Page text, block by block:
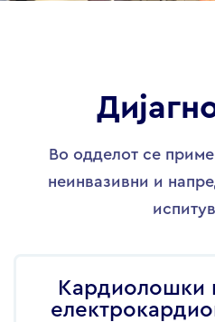
Во одделот се
неинвазивни и
Кардиолошки